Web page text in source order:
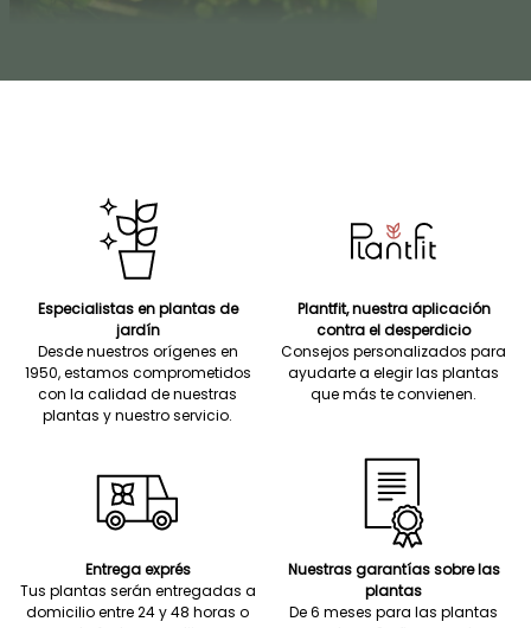
Especialistas en plantas de
jardín
Desde nuestros orígenes en
1950, estamos comprometidos
con la calidad de nuestras
plantas y nuestro servicio.
Plantfit, nuestra aplicación
contra el desperdicio
Consejos personalizados para
ayudarte a elegir las plantas
que más te convienen.
Entrega exprés
Tus plantas serán entregadas a
domicilio entre 24 y 48 horas o
Nuestras garantías sobre las
plantas
De 6 meses para las plantas